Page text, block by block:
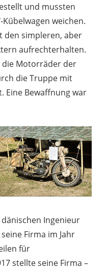
und mussten
weichen.
den simpleren, aber
aufrechterhalten.
Motorräder der
die Truppe mit
Eine Bewaffnung war
Ingenieur
seine Firma im Jahr
für
stellte seine Firma –